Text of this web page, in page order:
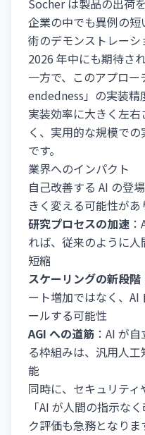
Socher は製品の出荷
企業の中でも異例の
術のデモンストレー
2026 年中にも期待され
一方で、このアプロ
endedness」の実装精
実装効率に大きく左
く、実用的な規模で
です。
業界へのインパクト
自己改善する AI の登
きく変える可能性があ
研究プロセスの加速
れば、従来のように
短縮
スケーリングの新段階
ート増加ではなく、
ールする可能性
AGI への道筋 ：AI が
る枠組みは、汎用人
能
同時に、セキュリティ
「AI が人間の指示な
ク評価も急務となりま